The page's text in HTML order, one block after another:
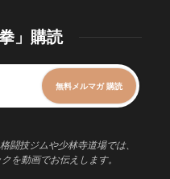
」購読
闘技ジムや少林寺道場では、
を動画でお伝えします。